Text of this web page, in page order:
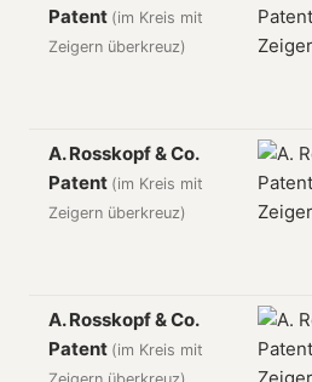
Patent (im Kreis mit
Zeigern überkreuz)
A. Rosskopf & Co.
Patent (im Kreis mit
Zeigern überkreuz)
A. Rosskopf & Co.
Patent (im Kreis mit